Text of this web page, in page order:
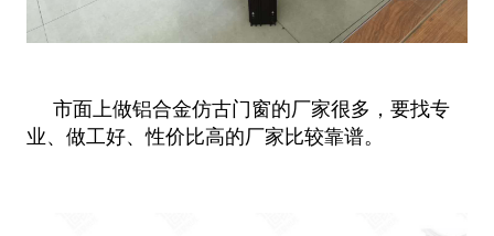
市面上做铝合金仿古门窗的厂家很多，要找专
业、做工好、性价比高的厂家比较靠谱。